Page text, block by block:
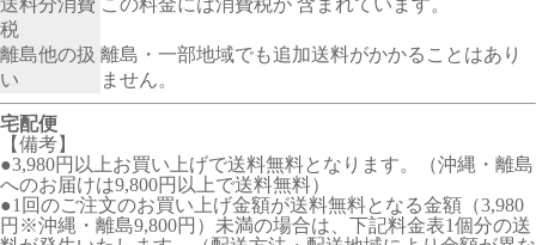
送料分消費
税
この料金には消費税が 含まれています。
離島他の扱
い
離島・一部地域でも追加送料がかかることはあり
ません。
宅配便
【備考】
●3,980円以上お買い上げで送料無料となります。（沖縄・離島
へのお届けは9,800円以上で送料無料）
●1回のご注文のお買い上げ金額が送料無料となる金額（3,980
円※沖縄・離島9,800円）未満の場合は、下記料金表1個分の送